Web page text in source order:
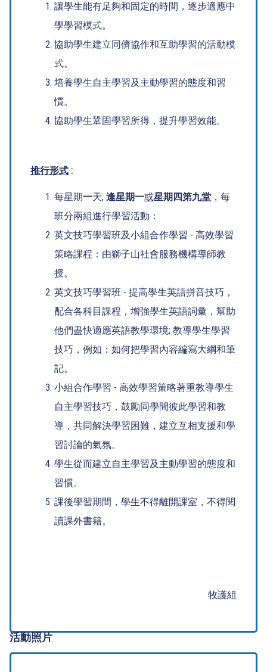
讓學生能有足夠和固定的時間，逐步適應中
學學習模式。
協助學生建立同儕協作和互助學習的活動模
式。
培養學生自主學習及主動學習的態度和習
慣。
協助學生鞏固學習所得，提升學習效能。
推行形式 :
每星期一天, 逢星期一或星期四第九堂 ，每
班分兩組進行學習活動：
英文技巧學習班及小組合作學習 - 高效學習
策略課程：由獅子山社會服務機構導師教
授。
英文技巧學習班 - 提高學生英語拼音技巧，
配合各科目課程，增強學生英語詞彙，幫助
他們盡快適應英語教學環境; 教導學生學習
技巧，例如：如何把學習內容編寫大綱和筆
記。
小組合作學習 - 高效學習策略著重教導學生
自主學習技巧，鼓勵同學間彼此學習和教
導，共同解決學習困難，建立互相支援和學
習討論的氣氛。
學生從而建立自主學習及主動學習的態度和
習慣。
課後學習期間，學生不得離開課室，不得閱
讀課外書籍。
牧護組
活動照片